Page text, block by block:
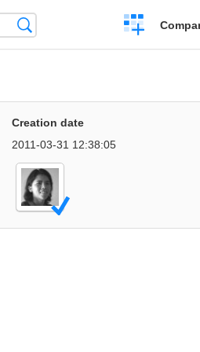
Crear
una
Creation date
2011-03-31 12:38:05